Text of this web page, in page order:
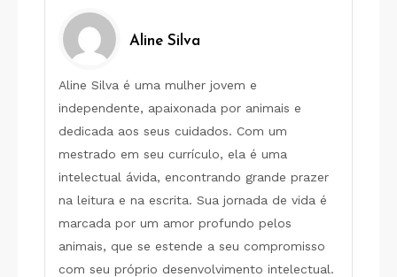
Pet
Aline Silva
Aline Silva é uma mulher jovem e
independente, apaixonada por animais e
dedicada aos seus cuidados. Com um
mestrado em seu currículo, ela é uma
intelectual ávida, encontrando grande prazer
na leitura e na escrita. Sua jornada de vida é
marcada por um amor profundo pelos
animais, que se estende a seu compromisso
com seu próprio desenvolvimento intelectual.